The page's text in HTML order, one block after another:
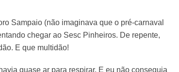
Sampaio (não imaginava que o pré-carnaval
chegar ao Sesc Pinheiros. De repente,
E que multidão!
quase ar para respirar. E eu não conseguia